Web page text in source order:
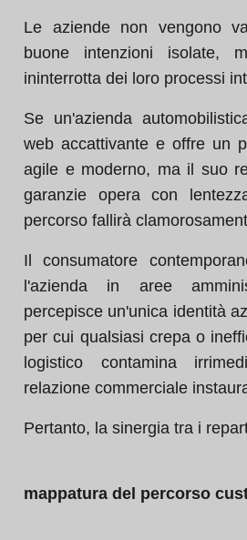
Le aziende non vengono
buone intenzioni isolate,
ininterrotta dei loro processi
Se un'azienda
web accattivante e offre un
agile e moderno, ma il suo
garanzie opera con
percorso fallirà
Il consumatore
l'azienda in aree
percepisce un'unica identità
per cui qualsiasi crepa o
logistico contamina
relazione commerciale
Pertanto, la sinergia tra i
mappatura del percorso